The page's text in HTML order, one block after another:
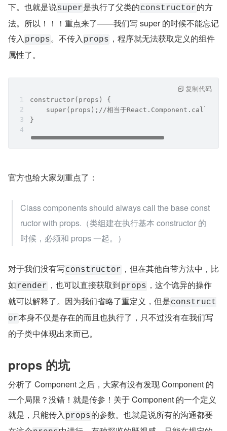
下。也就是说super是执行了父类的constructor的方
法。所以！！！重点来了——我们写 super 的时候不能忘记
传入 props。不传入 props ，程序就无法获取定义的组件
属性了。
constructor(props) {
super(props);//相当于
}
复制代码
官方也给大家划重点了：
Class components should always call the base const
ructor with props.（类组建在执行基本 constructor 的
时候，必须和 props 一起。）
对于我们没有写constructor ，但在其他自带方法中，比
如 render ，也可以直接获取到props ，这个诡异的操作
就可以解释了。因为我们省略了重定义，但是construct
or本身不仅是存在的而且也执行了，只不过没有在我们写
的子类中体现出来而已。
props 的坑
分析了 Component 之后，大家有没有发现 Component 的
一个局限？没错！就是传参！关于 Component 的一个定义
就是，只能传入 props的参数。也就是说所有的沟通都要